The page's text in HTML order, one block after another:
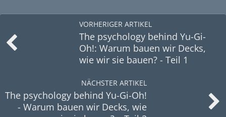
VORHERIGER ARTIKEL
The psychology behind Yu-Gi-
Oh!: Warum bauen wir Decks,
wie wir sie bauen? - Teil 1
NÄCHSTER ARTIKEL
The psychology behind Yu-Gi-Oh!
- Warum bauen wir Decks, wie